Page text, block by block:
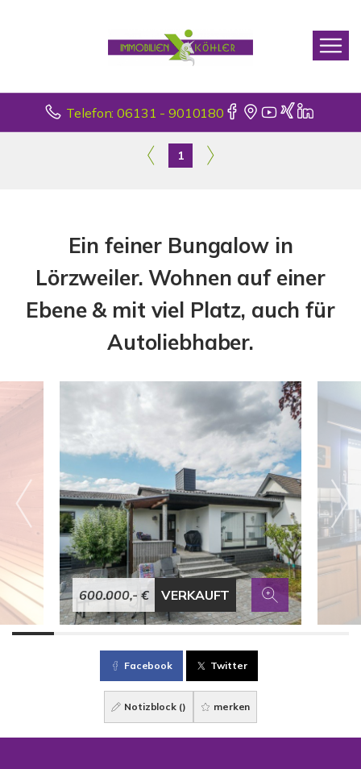
Telefon: 06131 - 9010180
1
Ein feiner Bungalow in
Lörzweiler. Wohnen auf einer
Ebene & mit viel Platz, auch für
Autoliebhaber.
600.000,- € VERKAUFT
Facebook Twitter
Notizblock () merken